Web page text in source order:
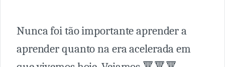
Nunca foi tão importante aprender a
aprender quanto na era acelerada em